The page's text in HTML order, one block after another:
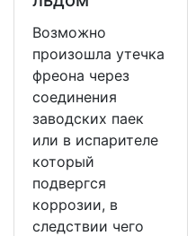
Возможно
произошла утечка
фреона через
соединения
заводских паек
или в испарителе
который
подвергся
коррозии, в
следствии чего